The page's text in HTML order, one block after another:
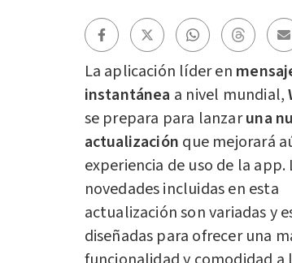
La aplicación líder en
instantánea a nivel mundial,
se prepara para lanzaruna
actualización que mejorará
experiencia de uso de la app.
novedades incluidas en esta
actualización son variadas y
diseñadas para ofrecer una